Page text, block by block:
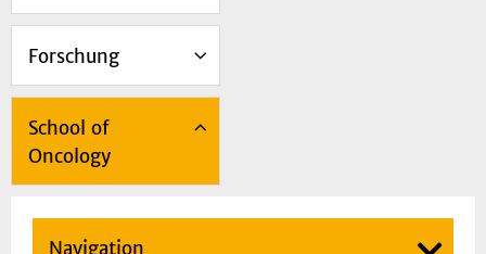
Forschung
School of
Oncology
Navigation